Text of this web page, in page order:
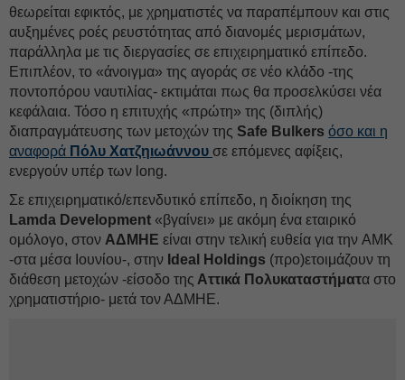
θεωρείται εφικτός, με χρηματιστές να παραπέμπουν και στις
αυξημένες ροές ρευστότητας από διανομές μερισμάτων,
παράλληλα με τις διεργασίες σε επιχειρηματικό επίπεδο.
Επιπλέον, το «άνοιγμα» της αγοράς σε νέο κλάδο -της
ποντοπόρου ναυτιλίας- εκτιμάται πως θα προσελκύσει νέα
κεφάλαια. Τόσο η επιτυχής «πρώτη» της (διπλής)
διαπραγμάτευσης των μετοχών της Safe Bulkers όσο και η
αναφορά Πόλυ Χατζηιωάννου σε επόμενες αφίξεις,
ενεργούν υπέρ των long.
Σε επιχειρηματικό/επενδυτικό επίπεδο, η διοίκηση της
Lamda Development «βγαίνει» με ακόμη ένα εταιρικό
ομόλογο, στον ΑΔΜΗΕ είναι στην τελική ευθεία για την AMK
-στα μέσα Ιουνίου-, στην Ideal Holdings (προ)ετοιμάζουν τη
διάθεση μετοχών -είσοδο της Αττικά Πολυκαταστήματα στο
χρηματιστήριο- μετά τον ΑΔΜΗΕ.